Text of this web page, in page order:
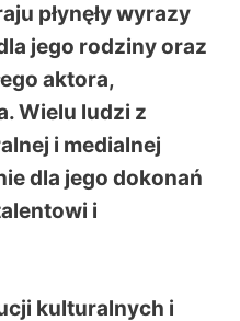
płynęły wyrazy
jego rodziny oraz
aktora,
Wielu ludzi z
i medialnej
dla jego dokonań
i
kulturalnych i